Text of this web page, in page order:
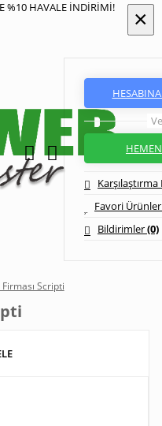
%10 HAVALE İNDİRİMİ!
Favori
Bildirimler(0)
Scripti
×
×